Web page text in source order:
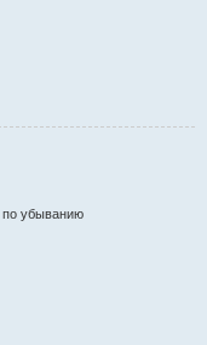
по убыванию